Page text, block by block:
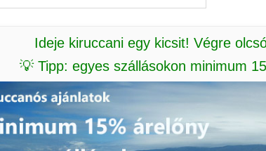
Ideje kiruccani egy kicsit! Végre
💡 Tipp: egyes szállásokon minimum